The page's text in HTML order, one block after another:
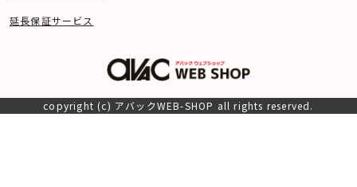
延長保証サービス
copyright (c) アバックWEB-SHOP all rights reserved.